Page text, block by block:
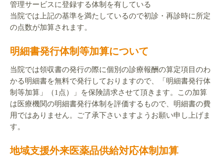
管理サービスに登録する体制を有している
当院では上記の基準を満たしているので初診・再診時に所定
の点数が加算されます。
明細書発行体制等加算について
当院では領収書の発行の際に個別の診療報酬の算定項目のわ
かる明細書を無料で発行しておりますので、「明細書発行体
制等加算」（1点）」を保険請求させて頂きます。この加算
は医療機関の明細書発行体制を評価するもので、明細書の費
用ではありません。ご了承下さいますようお願い申し上げま
す。
地域支援外来医薬品供給対応体制加算